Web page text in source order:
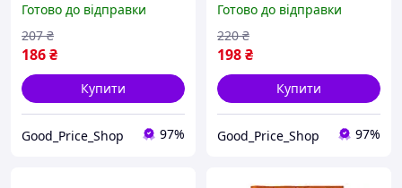
Готово до відправки
186₴
207 ₴
Купити
Good_Price_Shop 97%
Готово до відправки
198₴
220 ₴
Купити
Good_Price_Shop 97%